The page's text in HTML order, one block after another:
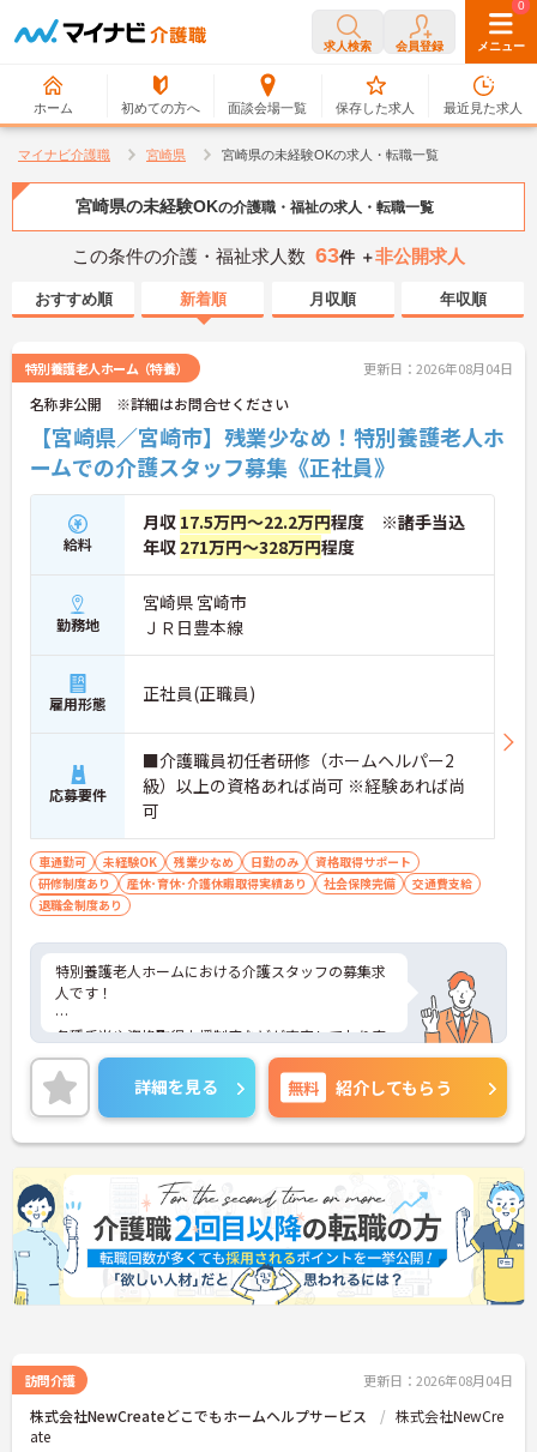
求人検索 会員登録 メニュー
ホーム 初めての方へ 面談会場一覧
0
保存した求人
0
最近見た求人
マイナビ介護職 宮崎県 宮崎県の未経験OKの求人・転職一覧
宮崎県の未経験OKの介護職・福祉の求人・転職一覧
この条件の介護・福祉求人数 63件 ＋非公開求人
おすすめ順 新着順 月収順 年収順
特別養護老人ホーム（特養） 更新日：2026年08月04日
名称非公開 ※詳細はお問合せください
【宮崎県／宮崎市】残業少なめ！特別養護老人ホ
ームでの介護スタッフ募集《正社員》
給料
月収 17.5万円～22.2万円程度 ※諸手当込
年収 271万円～328万円程度
勤務地
宮崎県 宮崎市
ＪＲ日豊本線
雇用形態 正社員(正職員)
応募要件
■介護職員初任者研修（ホームヘルパー2
級）以上の資格あれば尚可 ※経験あれば尚
可
車通勤可 未経験OK 残業少なめ 日勤のみ
資格取得サポート
研修制度あり
産休･育休･介護休暇取得実績あり 社会保険完備
交通費支給
退職金制度あり
特別養護老人ホームにおける介護スタッフの募集求
人です！
各種手当や資格取得支援制度などが充実しており安
心して働きながらスキルアップも目指せます！
ご興味ある方には、面接のポイントなど、さらに詳
細をお話致しますのでお気軽にご相談ください。
詳細を見る 無料 紹介してもらう
訪問介護 更新日：2026年08月04日
株式会社NewCreateどこでもホームヘルプサービス
株式会社NewCre
ate